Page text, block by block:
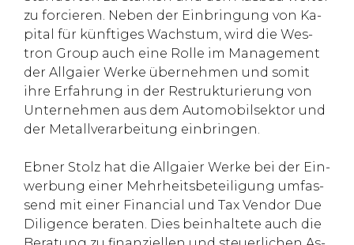
zu for­cie­ren. Ne­ben der Ein­brin­gung von Ka­
pi­tal für künf­ti­ges Wachs­tum, wird die Wes­
tron Group auch eine Rolle im Ma­nage­ment
der All­gaier Werke über­neh­men und so­mit
ihre Er­fah­rung in der Re­struk­tu­rie­rung von
Un­ter­neh­men aus dem Au­to­mo­bil­sek­tor und
der Me­tall­ver­ar­bei­tung ein­brin­gen.
Eb­ner Stolz hat die All­gaier Werke bei der Ein­
wer­bung ei­ner Mehr­heits­be­tei­li­gung um­fas­
send mit ei­ner Fi­nan­cial und Tax Ven­dor Due
Di­li­gence be­ra­ten. Dies be­inhal­tete auch die